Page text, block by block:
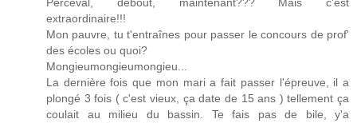
Perceval, debout, maintenant??? Mais c'est
extraordinaire!!!
Mon pauvre, tu t'entraînes pour passer le concours de prof'
des écoles ou quoi?
Mongieumongieumongieu...
La dernière fois que mon mari a fait passer l'épreuve, il a
plongé 3 fois ( c'est vieux, ça date de 15 ans ) tellement ça
coulait au milieu du bassin. Te fais pas de bile, y'a